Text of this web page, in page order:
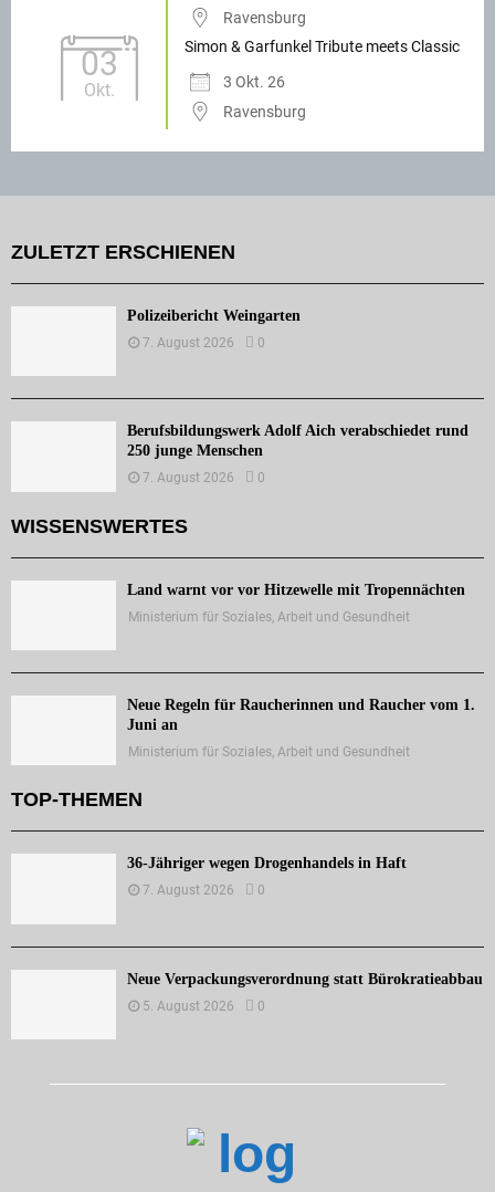
Ravensburg
03
Okt.
Simon & Garfunkel Tribute meets Classic
3 Okt. 26
Ravensburg
ZULETZT ERSCHIENEN
Polizeibericht Weingarten
7. August 2026 0
Berufsbildungswerk Adolf Aich verabschiedet rund
250 junge Menschen
7. August 2026 0
WISSENSWERTES
Land warnt vor vor Hitzewelle mit Tropennächten
Ministerium für Soziales, Arbeit und Gesundheit
Neue Regeln für Raucherinnen und Raucher vom 1.
Juni an
Ministerium für Soziales, Arbeit und Gesundheit
TOP-THEMEN
36-Jähriger wegen Drogenhandels in Haft
7. August 2026 0
Neue Verpackungsverordnung statt Bürokratieabbau
5. August 2026 0